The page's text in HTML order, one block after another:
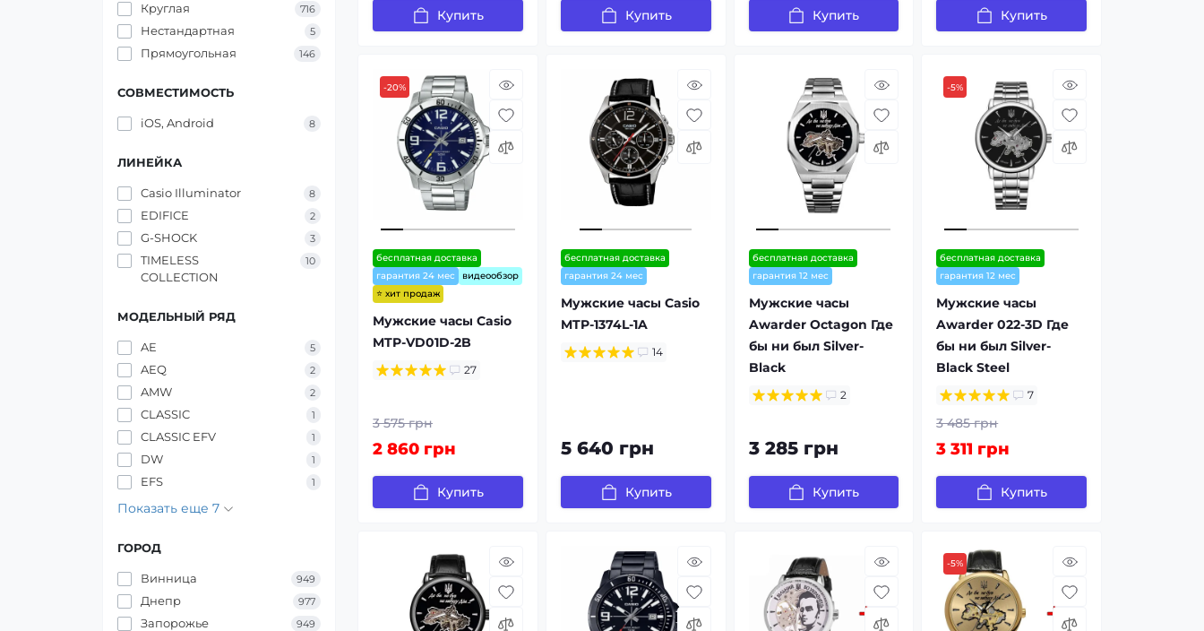
Круглая 716
Нестандартная 5
Прямоугольная 146
СОВМЕСТИМОСТЬ
iOS, Android 8
ЛИНЕЙКА
Casio Illuminator 8
EDIFICE 2
G-SHOCK 3
TIMELESS
COLLECTION
10
МОДЕЛЬНЫЙ РЯД
AE 5
AEQ 2
AMW 2
CLASSIC 1
CLASSIC EFV 1
DW 1
EFS 1
Показать еще 7
ГОРОД
Винница 949
Днепр 977
Запорожье 949
Купить Купить Купить Купить
-20%
бесплатная доставка
гарантия 24 мес
видеообзор
⭐ хит продаж
Мужские часы Casio
MTP-VD01D-2B
27
3 575 грн
2 860 грн
Купить
бесплатная доставка
гарантия 24 мес
Мужские часы Casio
MTP-1374L-1A
14
5 640 грн
Купить
бесплатная доставка
гарантия 12 мес
Мужские часы
Awarder Octagon Где
бы ни был Silver-
Black
2
3 285 грн
Купить
-5%
бесплатная доставка
гарантия 12 мес
Мужские часы
Awarder 022-3D Где
бы ни был Silver-
Black Steel
7
3 485 грн
3 311 грн
Купить
-5%